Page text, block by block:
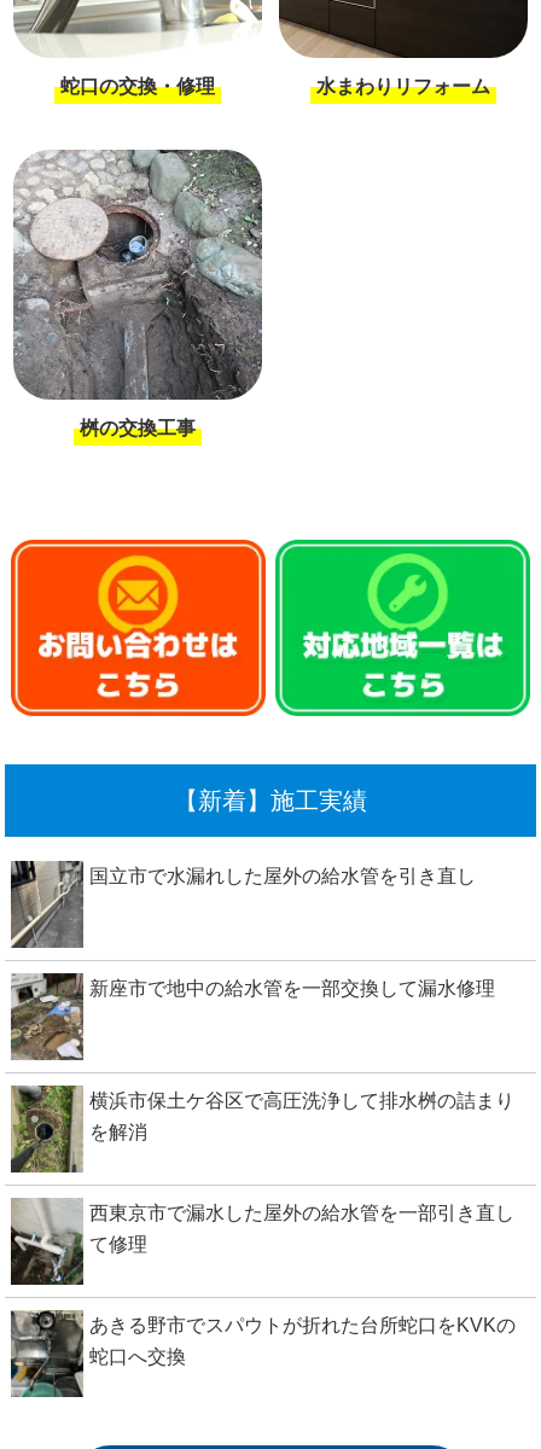
蛇口の交換・修理 水まわりリフォーム
桝の交換工事
【新着】施工実績
国立市で水漏れした屋外の給水管を引き直し
新座市で地中の給水管を一部交換して漏水修理
横浜市保土ケ谷区で高圧洗浄して排水桝の詰まり
を解消
西東京市で漏水した屋外の給水管を一部引き直し
て修理
あきる野市でスパウトが折れた台所蛇口をKVKの
蛇口へ交換